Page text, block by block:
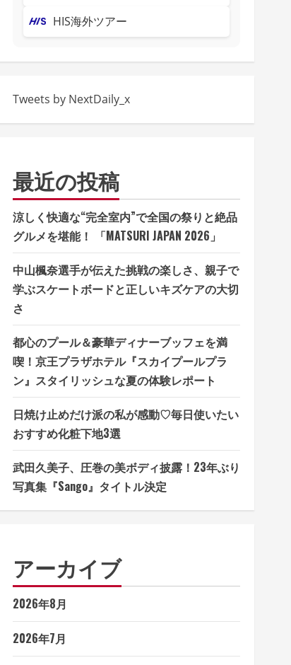
HIS海外ツアー
Tweets by NextDaily_x
最近の投稿
涼しく快適な“完全室内”で全国の祭りと絶品
グルメを堪能！ 「MATSURI JAPAN 2026」
中山楓奈選手が伝えた挑戦の楽しさ、親子で
学ぶスケートボードと正しいキズケアの大切
さ
都心のプール＆豪華ディナーブッフェを満
喫！京王プラザホテル『スカイプールプラ
ン』スタイリッシュな夏の体験レポート
日焼け止めだけ派の私が感動♡毎日使いたい
おすすめ化粧下地3選
武田久美子、圧巻の美ボディ披露！23年ぶり
写真集『Sango』タイトル決定
アーカイブ
2026年8月
2026年7月